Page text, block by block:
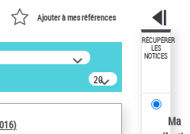
Ajouter à mes références
20
résultats/page
RÉCUPÉRER
LES
NOTICES
Ma